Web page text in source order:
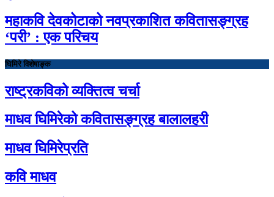
महाकवि देवकोटाको नवप्रकाशित कवितासङ्ग्रह
‘परी’ : एक परिचय
घिमिरे विशेषाङ्क
राष्ट्रकविको व्यक्तित्व चर्चा
माधव घिमिरेको कवितासङ्ग्रह बालालहरी
माधव घिमिरेप्रति
कवि माधव